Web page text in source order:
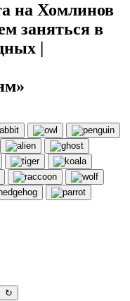
на Хомлинов
заняться в
|
↻